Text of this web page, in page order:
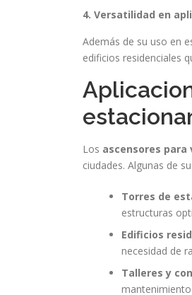
4. Versatilidad en
Además de su uso en
edificios residenciales
Los ascensores para
ciudades. Algunas de
Torres de
estructuras
Edificios
necesidad de
Talleres y